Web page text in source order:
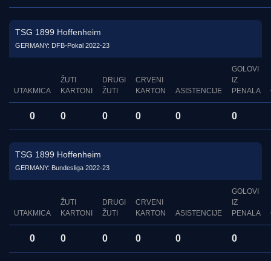
TSG 1899 Hoffenheim
GERMANY: DFB-Pokal 2022-23
UTAKMICA
ŽUTI
KARTONI
DRUGI
ŽUTI
CRVENI
KARTON
ASISTENCIJE
GOLOVI
IZ
PENALA
0 0 0 0 0 0
TSG 1899 Hoffenheim
GERMANY: Bundesliga 2022-23
UTAKMICA
ŽUTI
KARTONI
DRUGI
ŽUTI
CRVENI
KARTON
ASISTENCIJE
GOLOVI
IZ
PENALA
0 0 0 0 0 0